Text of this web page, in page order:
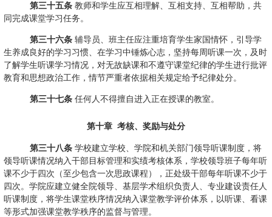
第三十五条 教师和学生应互相理解、互相支持、互相帮助，共
同完成课堂学习任务。
第三十六条 辅导员、班主任应注重培育学生家国情怀，引导学
生养成良好的学习习惯、在学习中锤炼心志，坚持每周听课一次，及时
了解学生听课学习情况，对无故缺课和不遵守课堂纪律的学生进行批评
教育和思想政治工作，情节严重者依据相关规定给予纪律处分。
第三十七条 任何人不得擅自进入正在授课的教室。
第十章 考核、奖励与处分
第三十八条 学校建立学校、学院和机关部门领导听课制度，将
领导听课情况纳入干部目标管理和实绩考核体系，学校领导班子每年听
课不少于四次（至少包含一次思政课程），正处级干部每年听课不少于
四次。学院应建立健全院领导、基层学术组织负责人、专业建设责任人
听课制度， 将学生课堂秩序情况纳入课堂教学评价体系，以听课、看课
等形式加强课堂教学秩序的监督与管理。